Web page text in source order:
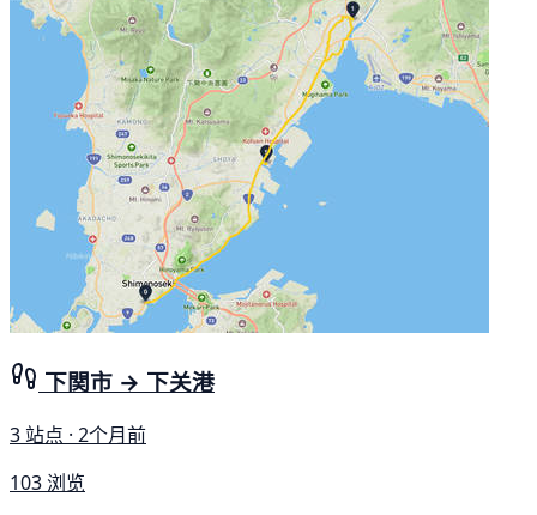
下関市 → 下关港
3 站点 · 2个月前
103 浏览